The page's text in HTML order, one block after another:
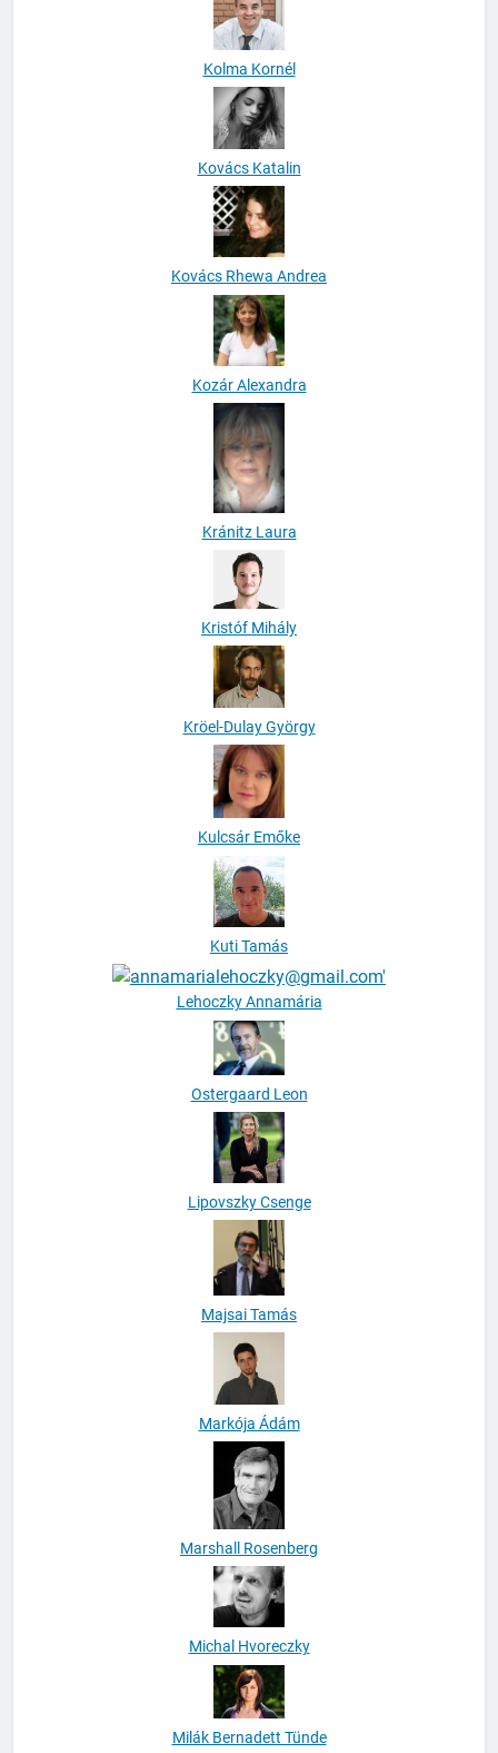
Kolma Kornél
Kovács Katalin
Kovács Rhewa Andrea
Kozár Alexandra
Kránitz Laura
Kristóf Mihály
Kröel-Dulay György
Kulcsár Emőke
Kuti Tamás
Lehoczky Annamária
Ostergaard Leon
Lipovszky Csenge
Majsai Tamás
Markója Ádám
Marshall Rosenberg
Michal Hvoreczky
Milák Bernadett Tünde